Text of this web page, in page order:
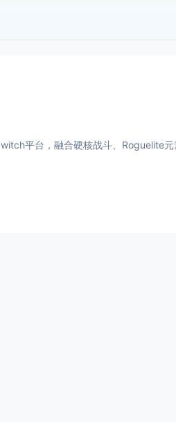
平台，融合硬核战斗、Roguelite